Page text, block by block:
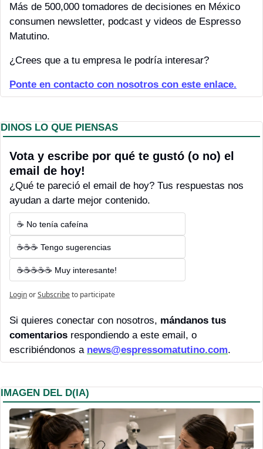
Más de 500,000 tomadores de decisiones en México
consumen newsletter, podcast y videos de Espresso
Matutino.
¿Crees que a tu empresa le podría interesar?
Ponte en contacto con nosotros con este enlace.
DINOS LO QUE PIENSAS
Vota y escribe por qué te gustó (o no) el
email de hoy!
¿Qué te pareció el email de hoy? Tus respuestas nos
ayudan a darte mejor contenido.
☕ No tenía cafeína
☕☕☕ Tengo sugerencias
☕☕☕☕☕ Muy interesante!
LoginorSubscribeto participate
Si quieres conectar con nosotros, mándanos tus
comentarios respondiendo a este email, o
escribiéndonos a news@espressomatutino.com.
IMAGEN DEL D(IA)